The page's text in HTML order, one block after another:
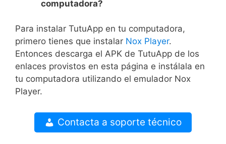
computadora?
Para instalar TutuApp en tu computadora,
primero tienes que instalar Nox Player.
Entonces descarga el APK de TutuApp de los
enlaces provistos en esta página e instálala en
tu computadora utilizando el emulador Nox
Player.
Contacta a soporte técnico